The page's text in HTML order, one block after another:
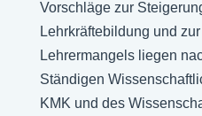
Vorschläge zur
Lehrkräftebildung und
Lehrermangels liegen
Ständigen
KMK und des